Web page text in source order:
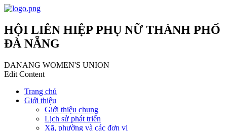
HỘI LIÊN HIỆP PHỤ NỮ THÀNH PHỐ
ĐÀ NẴNG
DANANG WOMEN'S UNION
Edit Content
Trang chủ
Giới thiệu
Giới thiệu chung
Lịch sử phát triển
Xã, phường và các đơn vị